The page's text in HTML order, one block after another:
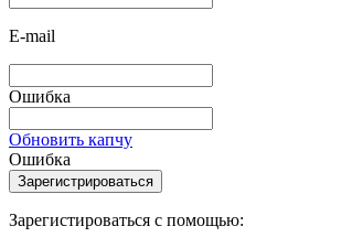
E-mail
Ошибка
Обновить капчу
Ошибка
Зарегистироваться с помощью: